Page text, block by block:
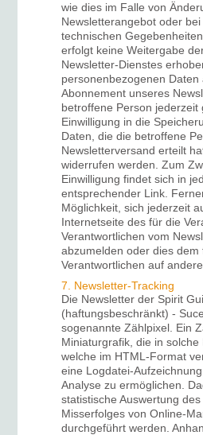
wie dies im Falle von
Newsletterangebot oder
technischen
erfolgt keine Weitergabe
Newsletter-Dienstes
personenbezogenen Daten
Abonnement unseres
betroffene Person jederzeit
Einwilligung in die
Daten, die die betroffene
Newsletterversand erteilt
widerrufen werden. Zum
Einwilligung findet sich in
entsprechender Link.
Möglichkeit, sich jederzeit
Internetseite des für die
Verantwortlichen vom
abzumelden oder dies dem
Verantwortlichen auf
7. Newsletter-Tracking
Die Newsletter der Spirit
(haftungsbeschränkt) -
sogenannte Zählpixel. Ein
Miniaturgrafik, die in solche
welche im HTML-Format
eine Logdatei-
Analyse zu ermöglichen.
statistische Auswertung
Misserfolges von Online-
durchgeführt werden.